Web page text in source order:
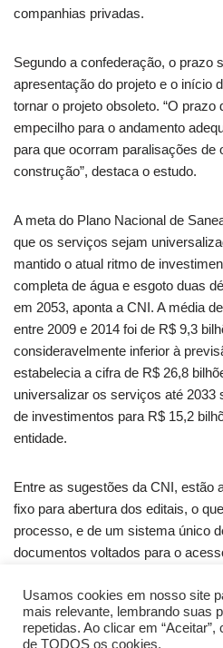
companhias privadas.
Segundo a confederação, o prazo
apresentação do projeto e o início
tornar o projeto obsoleto. “O
empecilho para o andamento
para que ocorram paralisações de
construção”, destaca o estudo.
A meta do Plano Nacional de
que os serviços sejam
mantido o atual ritmo de
completa de água e esgoto duas
em 2053, aponta a CNI. A média
entre 2009 e 2014 foi de R$ 9,3
consideravelmente inferior à
estabelecia a cifra de R$ 26,8
universalizar os serviços até 2033
de investimentos para R$ 15,2
entidade.
Entre as sugestões da CNI, estão
fixo para abertura dos editais, o
processo, e de um sistema único
documentos voltados para o
Fonte: CBIC
Usamos cookies em nosso site
mais relevante, lembrando suas
repetidas. Ao clicar em
de TODOS os cookies.